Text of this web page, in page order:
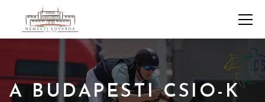
A BUDAPESTI CSIO-K